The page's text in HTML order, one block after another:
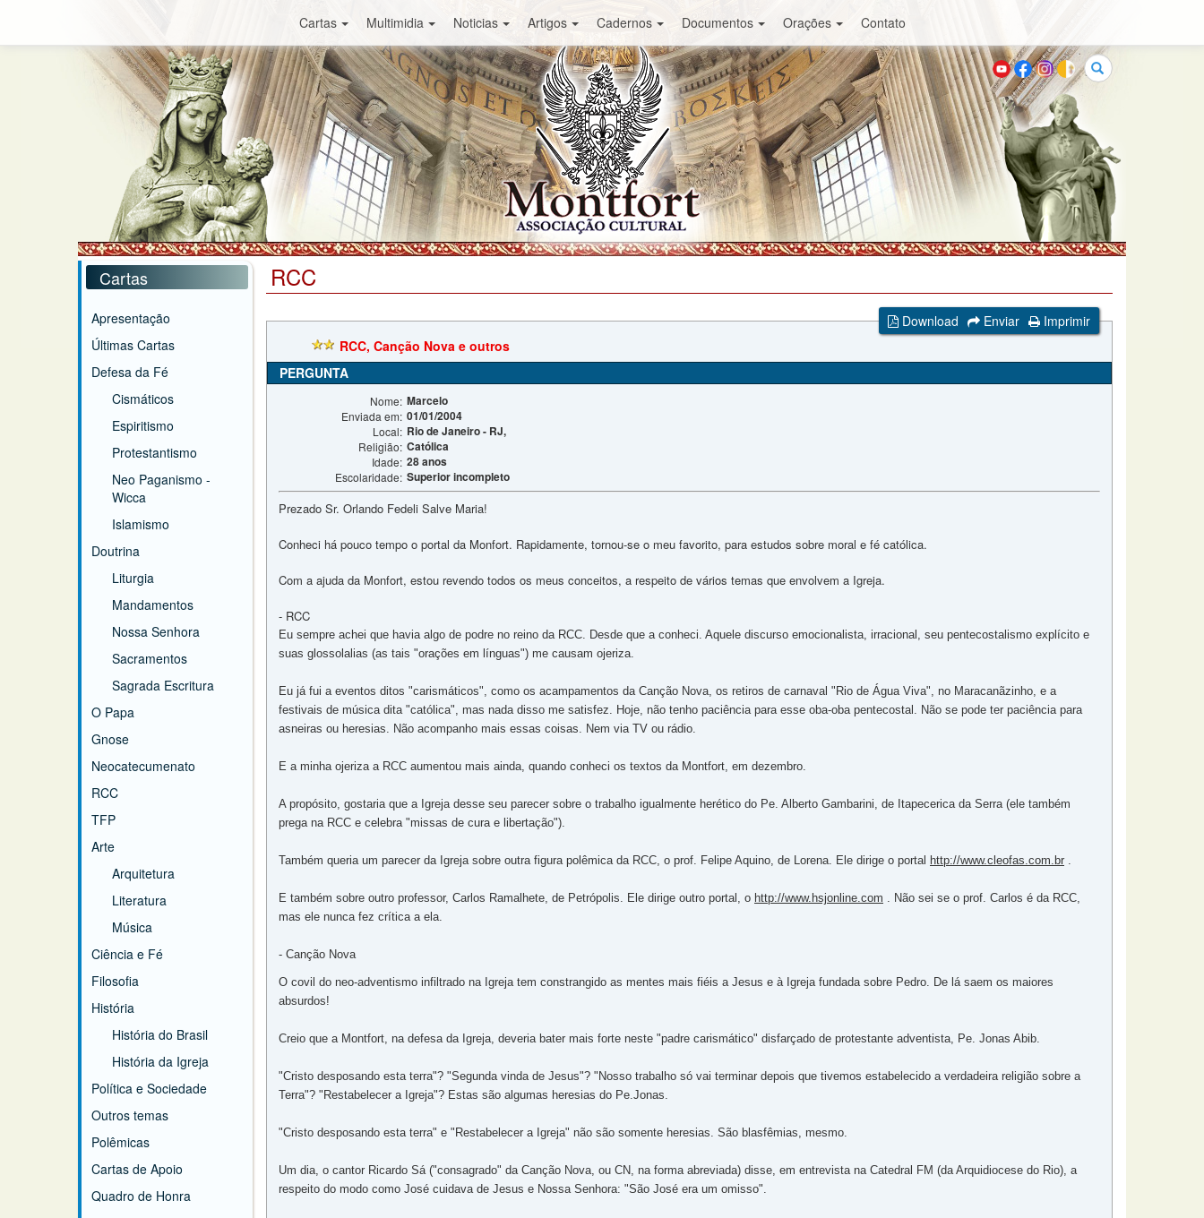
Cartas Multimidia Noticias Artigos Cadernos Documentos Orações Contato
Buscar
Cartas
Apresentação
Últimas Cartas
Defesa da Fé
Cismáticos
Espiritismo
Protestantismo
Neo Paganismo -
Wicca
Islamismo
Doutrina
Liturgia
Mandamentos
Nossa Senhora
Sacramentos
Sagrada Escritura
O Papa
Gnose
Neocatecumenato
RCC
TFP
Arte
Arquitetura
Literatura
Música
Ciência e Fé
Filosofia
História
História do Brasil
História da Igreja
Política e Sociedade
Outros temas
Polêmicas
Cartas de Apoio
Quadro de Honra
RCC
Download Enviar
Imprimir
RCC, Canção Nova e outros
PERGUNTA
Nome: Marcelo
Enviada em: 01/01/2004
Local: Rio de Janeiro - RJ,
Religião: Católica
Idade: 28 anos
Escolaridade: Superior incompleto
Prezado Sr. Orlando Fedeli Salve Maria!
Conheci há pouco tempo o portal da Monfort. Rapidamente, tornou-se o meu favorito, para estudos sobre moral e fé católica.
Com a ajuda da Monfort, estou revendo todos os meus conceitos, a respeito de vários temas que envolvem a Igreja.
- RCC
Eu sempre achei que havia algo de podre no reino da RCC. Desde que a conheci. Aquele discurso emocionalista, irracional, seu pentecostalismo explícito e
suas glossolalias (as tais "orações em línguas") me causam ojeriza.
Eu já fui a eventos ditos "carismáticos", como os acampamentos da Canção Nova, os retiros de carnaval "Rio de Água Viva", no Maracanãzinho, e a
festivais de música dita "católica", mas nada disso me satisfez. Hoje, não tenho paciência para esse oba-oba pentecostal. Não se pode ter paciência para
asneiras ou heresias. Não acompanho mais essas coisas. Nem via TV ou rádio.
E a minha ojeriza a RCC aumentou mais ainda, quando conheci os textos da Montfort, em dezembro.
A propósito, gostaria que a Igreja desse seu parecer sobre o trabalho igualmente herético do Pe. Alberto Gambarini, de Itapecerica da Serra (ele também
prega na RCC e celebra "missas de cura e libertação").
Também queria um parecer da Igreja sobre outra figura polêmica da RCC, o prof. Felipe Aquino, de Lorena. Ele dirige o portal http://www.cleofas.com.br .
E também sobre outro professor, Carlos Ramalhete, de Petrópolis. Ele dirige outro portal, o http://www.hsjonline.com . Não sei se o prof. Carlos é da RCC,
mas ele nunca fez crítica a ela.
- Canção Nova
O covil do neo-adventismo infiltrado na Igreja tem constrangido as mentes mais fiéis a Jesus e à Igreja fundada sobre Pedro. De lá saem os maiores
absurdos!
Creio que a Montfort, na defesa da Igreja, deveria bater mais forte neste "padre carismático" disfarçado de protestante adventista, Pe. Jonas Abib.
"Cristo desposando esta terra"? "Segunda vinda de Jesus"? "Nosso trabalho só vai terminar depois que tivemos estabelecido a verdadeira religião sobre a
Terra"? "Restabelecer a Igreja"? Estas são algumas heresias do Pe.Jonas.
"Cristo desposando esta terra" e "Restabelecer a Igreja" não são somente heresias. São blasfêmias, mesmo.
Um dia, o cantor Ricardo Sá ("consagrado" da Canção Nova, ou CN, na forma abreviada) disse, em entrevista na Catedral FM (da Arquidiocese do Rio), a
respeito do modo como José cuidava de Jesus e Nossa Senhora: "São José era um omisso".